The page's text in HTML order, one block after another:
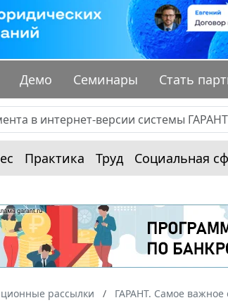
Демо Семинары Стать
Практика Труд Социальная
рассылки ГАРАНТ. Самое важное